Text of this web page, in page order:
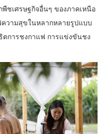
ชเศรษฐกิจอื่นๆ ของภาคเหนือ
วามสุขในหลากหลายรูปแบบ
ตการชงกาแฟ การแข่งขันชง